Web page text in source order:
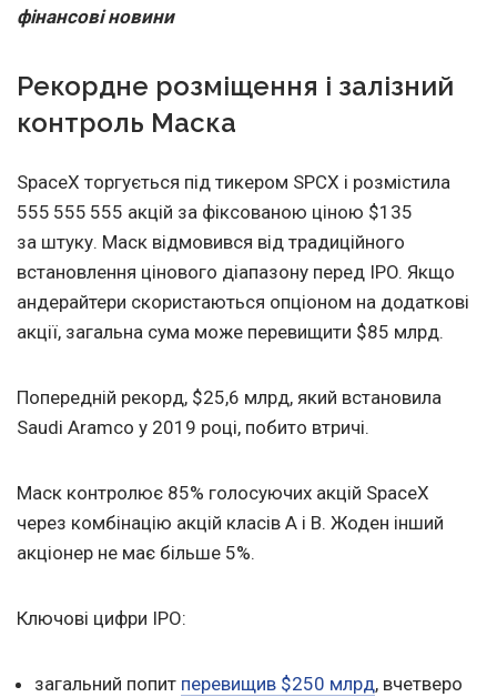
фінансові новини
Рекордне розміщення і залізний
контроль Маска
SpaceX торгується під тикером SPCX і розмістила
555 555 555 акцій за фіксованою ціною $135
за штуку. Маск відмовився від традиційного
встановлення цінового діапазону перед IPO. Якщо
андерайтери скористаються опціоном на додаткові
акції, загальна сума може перевищити $85 млрд.
Попередній рекорд, $25,6 млрд, який встановила
Saudi Aramco у 2019 році, побито втричі.
Маск контролює 85% голосуючих акцій SpaceX
через комбінацію акцій класів A і B. Жоден інший
акціонер не має більше 5%.
Ключові цифри IPO:
загальний попит перевищив $250 млрд, вчетверо